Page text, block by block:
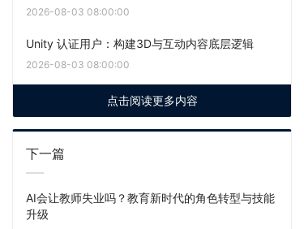
2026-08-03 08:00:00
Unity 认证用户：构建3D与互动内容底层逻辑
2026-08-03 08:00:00
点击阅读更多内容
下一篇
AI会让教师失业吗？教育新时代的角色转型与技能
升级